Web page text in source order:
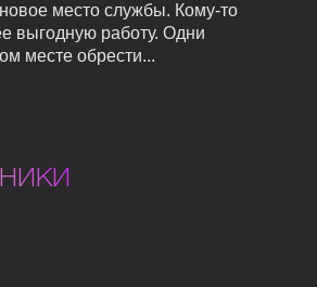
место службы. Кому-то
выгодную работу. Одни
месте обрести...